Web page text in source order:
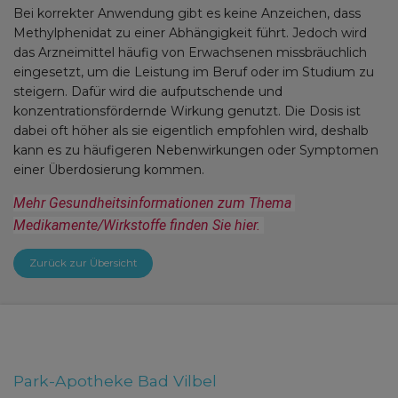
Zurück zur Übersicht
Bei korrekter Anwendung gibt es keine Anzeichen, dass
Methylphenidat zu einer Abhängigkeit führt. Jedoch wird
das Arzneimittel häufig von Erwachsenen missbräuchlich
eingesetzt, um die Leistung im Beruf oder im Studium zu
steigern. Dafür wird die aufputschende und
konzentrationsfördernde Wirkung genutzt. Die Dosis ist
dabei oft höher als sie eigentlich empfohlen wird, deshalb
kann es zu häufigeren Nebenwirkungen oder Symptomen
einer Überdosierung kommen.
Mehr Gesundheitsinformationen zum Thema
Medikamente/Wirkstoffe finden Sie hier.
Park-Apotheke Bad Vilbel